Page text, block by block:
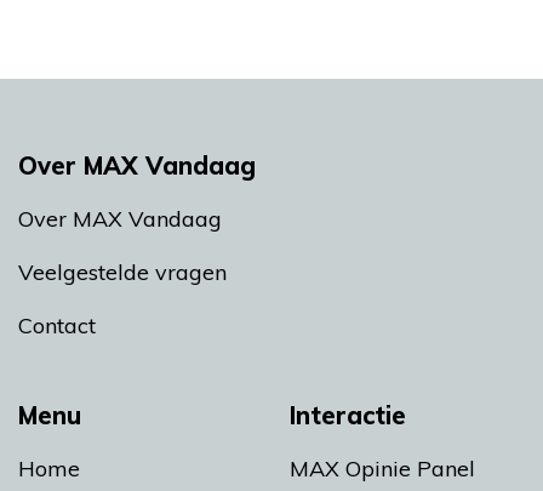
Menu
Home
Interactie
MAX Opinie Panel
Over MAX Vandaag
Over MAX Vandaag
Veelgestelde vragen
Contact